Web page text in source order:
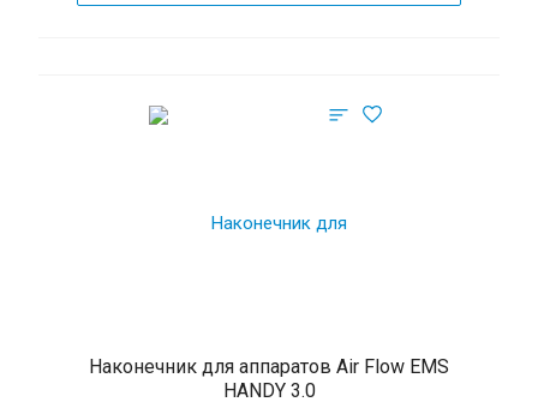
Наконечник для аппаратов Air Flow EMS
HANDY 3.0